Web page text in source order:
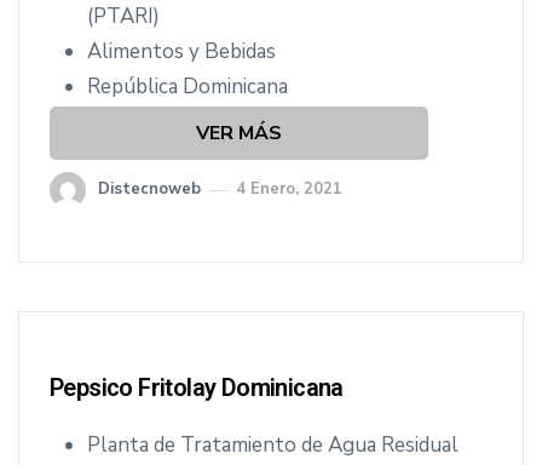
(PTARI)
Alimentos y Bebidas
República Dominicana
VER MÁS
Distecnoweb 4 Enero, 2021
Pepsico Fritolay Dominicana
Planta de Tratamiento de Agua Residual